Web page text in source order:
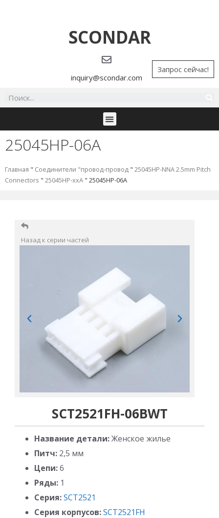
SCONDAR
inquiry@scondar.com
Запрос сейчас!
25045HP-06A
Главная " Соединители "провод-провод " 25045HP-NNA 2.5mm Pitch
Connectors " 25045HP-xxA " 25045HP-06A
Назад к серии частей
SCT2521FH-06BWT
Название детали:Женское жилье
Питч: 2,5 мм
Цепи:6
Ряды: 1
Серия:SCT2521
Серия корпусов:SCT2521FH